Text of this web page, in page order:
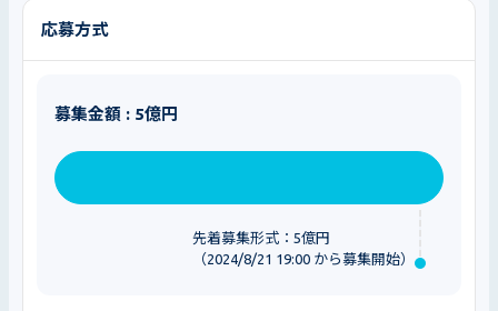
応募方式
募集金額 : 5億円
先着募集形式：5億円
（2024/8/21 19:00 から募集開始）